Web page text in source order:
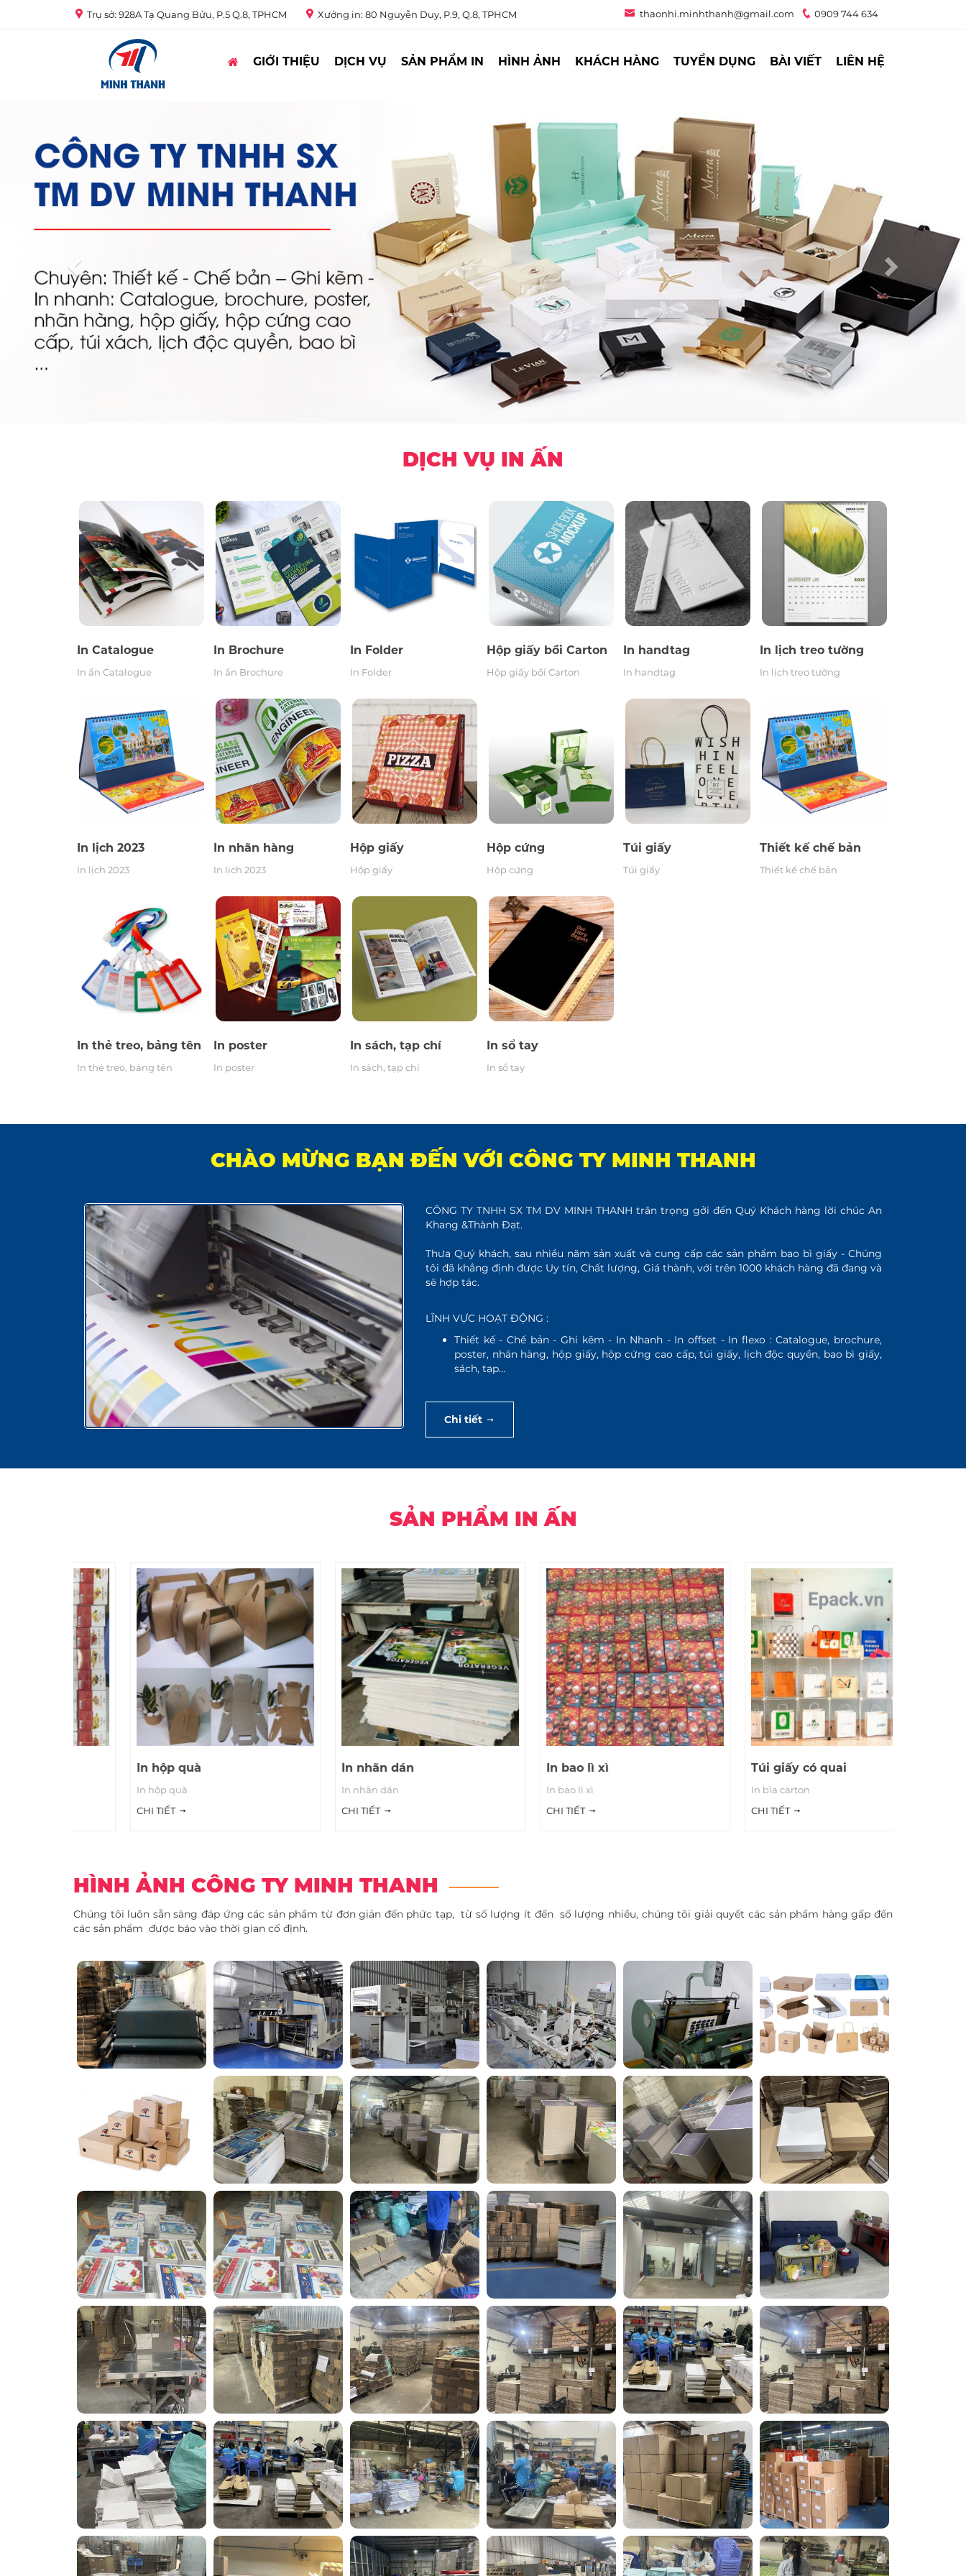
Trụ sở: 928A Tạ Quang Bửu, P.5 Q.8, TPHCM Xưởng in: 80 Nguyễn Duy, P.9, Q.8, TPHCM thaonhi.minhthanh@gmail.com 0909 744 634
GIỚI THIỆU DỊCH VỤ SẢN PHẨM IN HÌNH ẢNH KHÁCH HÀNG TUYỂN DỤNG BÀI VIẾT LIÊN HỆ
DỊCH VỤ IN ẤN
In Catalogue
In Catalogue
In ấn Catalogue
In Brochure
In Brochure
In ấn Brochure
In Folder
In Folder
Hộp giấy bồi Carton
Hộp giấy bồi Carton
Hộp giấy bồi Carton
In handtag
In handtag
In handtag
In lịch treo tường
In lịch treo tường
In lịch treo tường
In lịch 2023
In lịch 2023
In nhãn hàng
In nhãn hàng
In lịch 2023
Hộp giấy
Hộp giấy
Hộp giấy
Hộp cứng
Hộp cứng
Túi giấy
Túi giấy
Túi giấy
Thiết kế chế bản
Thiết kế chế bản
In thẻ treo, bảng tên
In thẻ treo, bảng tên
In thẻ treo, bảng tên
In poster
In poster
In poster
In sách, tạp chí
In sách, tạp chí
In sách, tạp chí
In sổ tay
In sổ tay
In sổ tay
CHÀO MỪNG BẠN ĐẾN VỚI CÔNG TY MINH THANH
CÔNG TY TNHH SX TM DV MINH THANH trân trọng gởi đến Quý Khách hàng lời chúc An
Khang &Thành Đạt.
Thưa Quý khách, sau nhiều năm sản xuất và cung cấp các sản phẩm bao bì giấy - Chúng
tôi đã khẳng định được Uy tín, Chất lượng, Giá thành, với trên 1000 khách hàng đã đang và
sẽ hợp tác.
LĨNH VỰC HOẠT ĐỘNG :
Thiết kế - Chế bản - Ghi kẽm - In Nhanh - In offset - In flexo : Catalogue, brochure,
poster, nhãn hàng, hộp giấy, hộp cứng cao cấp, túi giấy, lịch độc quyền, bao bì giấy,
sách, tạp…
Chi tiết
SẢN PHẨM IN ẤN
In hộp quà
In hộp quà
In nhãn dán
In nhãn dán
In bao lì xì Túi giấy có quai
In bìa carton
HÌNH ẢNH CÔNG TY MINH THANH
Chúng tôi luôn sẵn sàng đáp ứng các sản phẩm từ đơn giản đến phức tạp, từ số lượng ít đến số lượng nhiều, chúng tôi giải quyết các sản phẩm hàng gấp đến
các sản phẩm được báo vào thời gian cố định.